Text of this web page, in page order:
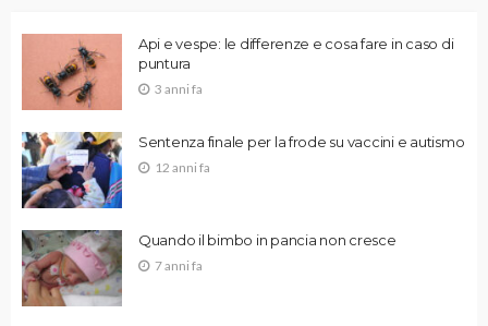
Api e vespe: le differenze e cosa fare in caso di
puntura
3 anni fa
Sentenza finale per la frode su vaccini e autismo
12 anni fa
Quando il bimbo in pancia non cresce
7 anni fa